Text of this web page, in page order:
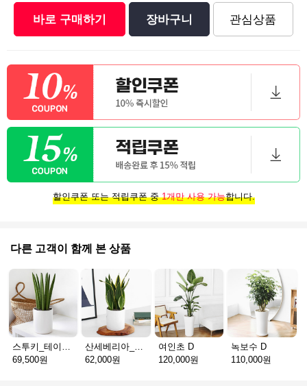
바로 구매하기 장바구니 관심상품
할인쿠폰 또는 적립쿠폰 중1개만 사용 가능합니다.
다른 고객이 함께 본 상품
스투키_테이블용 D
69,500원
산세베리아_테이블용 H
62,000원
여인초 D
120,000원
녹보수 D
110,000원